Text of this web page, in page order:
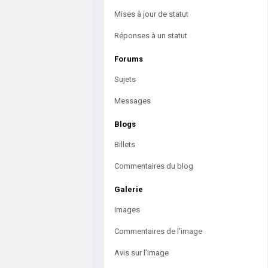
Mises à jour de statut
Réponses à un statut
Forums
Sujets
Messages
Blogs
Billets
Commentaires du blog
Galerie
Images
Commentaires de l’image
Avis sur l’image